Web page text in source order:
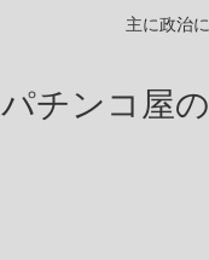
主に政治
パチンコ屋